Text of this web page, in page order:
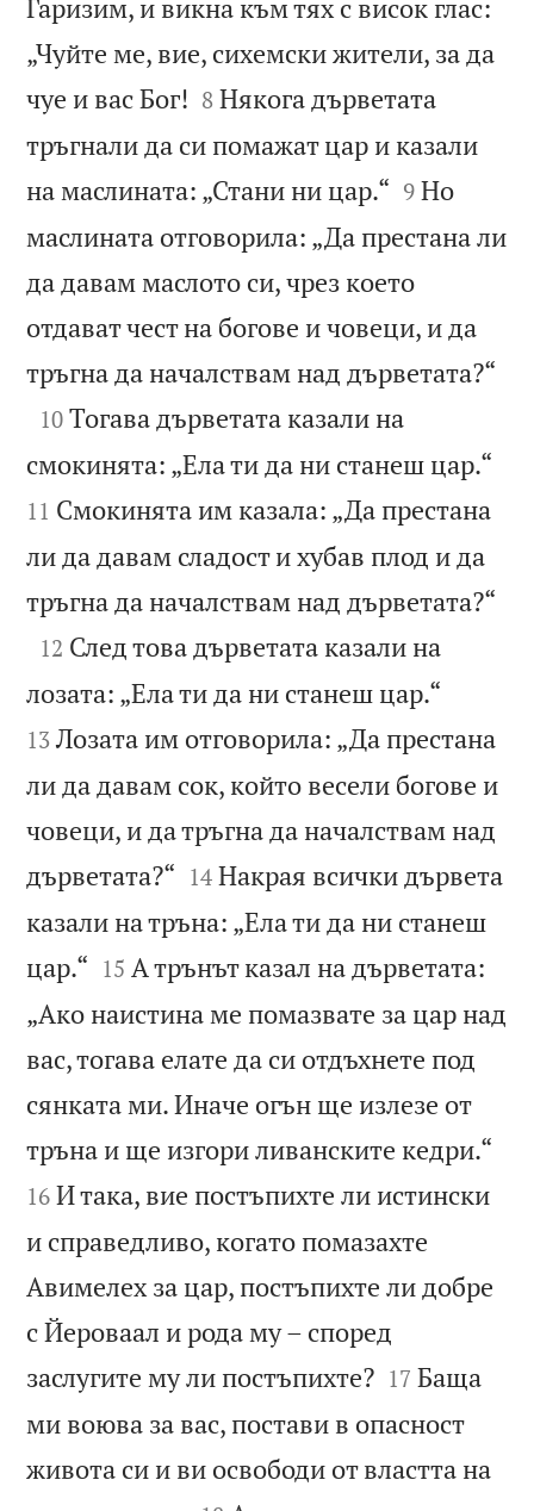
Гаризим, и викна към тях с висок глас:
„Чуйте ме, вие, сихемски жители, за да
чуе и вас Бог! 

8 Някога дърветата
тръгнали да си помажат цар и казали
на маслината: „Стани ни цар.“ 

9 Но
маслината отговорила: „Да престана ли
да давам маслото си, чрез което
отдават чест на богове и човеци, и да
тръгна да началствам над дърветата?“

10 Тогава дърветата казали на
смокинята: „Ела ти да ни станеш цар.“
11 Смокинята им казала: „Да престана
ли да давам сладост и хубав плод и да
тръгна да началствам над дърветата?“

12 След това дърветата казали на
лозата: „Ела ти да ни станеш цар.“
13 Лозата им отговорила: „Да престана
ли да давам сок, който весели богове и
човеци, и да тръгна да началствам над
дърветата?“ 

14 Накрая всички дървета
казали на тръна: „Ела ти да ни станеш
цар.“ 

15 А трънът казал на дърветата:
„Ако наистина ме помазвате за цар над
вас, тогава елате да си отдъхнете под
сянката ми. Иначе огън ще излезе от
тръна и ще изгори ливанските кедри.“
16 И така, вие постъпихте ли истински
и справедливо, когато помазахте
Авимелех за цар, постъпихте ли добре
с Йероваал и рода му – според
заслугите му ли постъпихте?
17 Баща
ми воюва за вас, постави в опасност
живота си и ви освободи от властта на